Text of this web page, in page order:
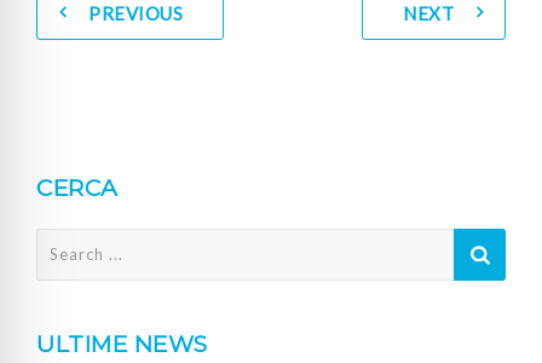
PREVIOUS NEXT
CERCA
for:
ULTIME NEWS